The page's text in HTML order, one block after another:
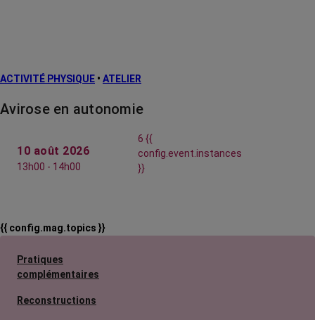
ACTIVITÉ PHYSIQUE • ATELIER
Avirose en autonomie
10 août 2026
13h00 - 14h00
6 {{
config.event.instances
}}
{{ config.mag.topics }}
Pratiques
complémentaires
Reconstructions